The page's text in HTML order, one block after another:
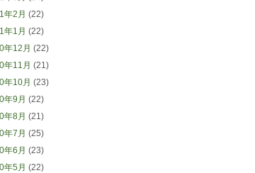
年2月 (22)
年1月 (22)
年12月 (22)
年11月 (21)
年10月 (23)
年9月 (22)
年8月 (21)
年7月 (25)
年6月 (23)
年5月 (22)